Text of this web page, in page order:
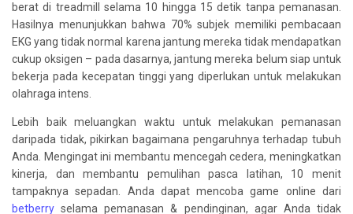
berat di treadmill selama 10 hingga 15 detik tanpa pemanasan.
Hasilnya menunjukkan bahwa 70% subjek memiliki pembacaan
EKG yang tidak normal karena jantung mereka tidak mendapatkan
cukup oksigen – pada dasarnya, jantung mereka belum siap untuk
bekerja pada kecepatan tinggi yang diperlukan untuk melakukan
olahraga intens.
Lebih baik meluangkan waktu untuk melakukan pemanasan
daripada tidak, pikirkan bagaimana pengaruhnya terhadap tubuh
Anda. Mengingat ini membantu mencegah cedera, meningkatkan
kinerja, dan membantu pemulihan pasca latihan, 10 menit
tampaknya sepadan. Anda dapat mencoba game online dari
betberry selama pemanasan & pendinginan, agar Anda tidak